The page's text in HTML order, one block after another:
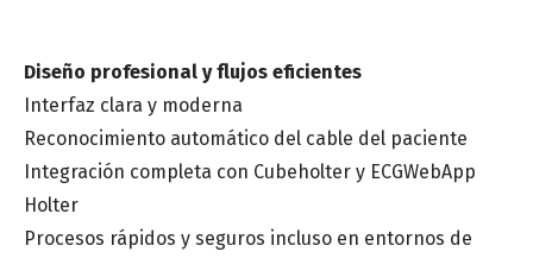
Diseño profesional y flujos eficientes
Interfaz clara y moderna
Reconocimiento automático del cable del paciente
Integración completa con Cubeholter y ECGWebApp
Holter
Procesos rápidos y seguros incluso en entornos de